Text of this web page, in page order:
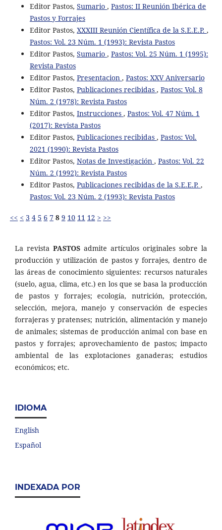
Editor Pastos, Sumario , Pastos: II Reunión Ibérica de
Pastos y Forrajes
Editor Pastos, XXXIII Reunión Científica de la S.E.E.P. ,
Pastos: Vol. 23 Núm. 1 (1993): Revista Pastos
Editor Pastos, Sumario , Pastos: Vol. 25 Núm. 1 (1995):
Revista Pastos
Editor Pastos, Presentacion , Pastos: XXV Aniversario
Editor Pastos, Publicaciones recibidas , Pastos: Vol. 8
Núm. 2 (1978): Revista Pastos
Editor Pastos, Instrucciones , Pastos: Vol. 47 Núm. 1
(2017): Revista Pastos
Editor Pastos, Publicaciones recibidas , Pastos: Vol.
2021 (1990): Revista Pastos
Editor Pastos, Notas de Investigación , Pastos: Vol. 22
Núm. 2 (1992): Revista Pastos
Editor Pastos, Publicaciones recibidas de la S.E.E.P. ,
Pastos: Vol. 23 Núm. 2 (1993): Revista Pastos
<< < 3 4 5 6 7 8 9 10 11 12 > >>
La revista PASTOS admite artículos originales sobre la
producción y utilización de pastos y forrajes, dentro de
las áreas de conocimiento siguientes: recursos naturales
(suelo, agua, clima, etc.) en los que se basa la producción
de pastos y forrajes; ecología, nutrición, protección,
selección, mejora, manejo y conservación de especies
forrajeras y pratenses; nutrición, alimentación y manejo
de animales; sistemas de producción animal con base en
pastos y forrajes; aprovechamiento de pastos; impacto
ambiental de las explotaciones ganaderas; estudios
económicos; etc.
IDIOMA
English
Español
INDEXADA POR